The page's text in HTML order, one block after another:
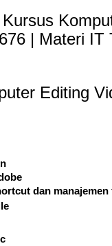
Kursus
| Materi
Editing
t dan manajemen